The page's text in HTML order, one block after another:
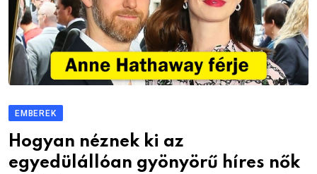
EMBEREK
Hogyan néznek ki az
egyedülállóan gyönyörű híres nők